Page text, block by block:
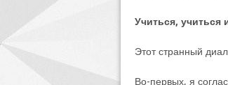
Учиться, учиться
Этот странный
Во-первых, я